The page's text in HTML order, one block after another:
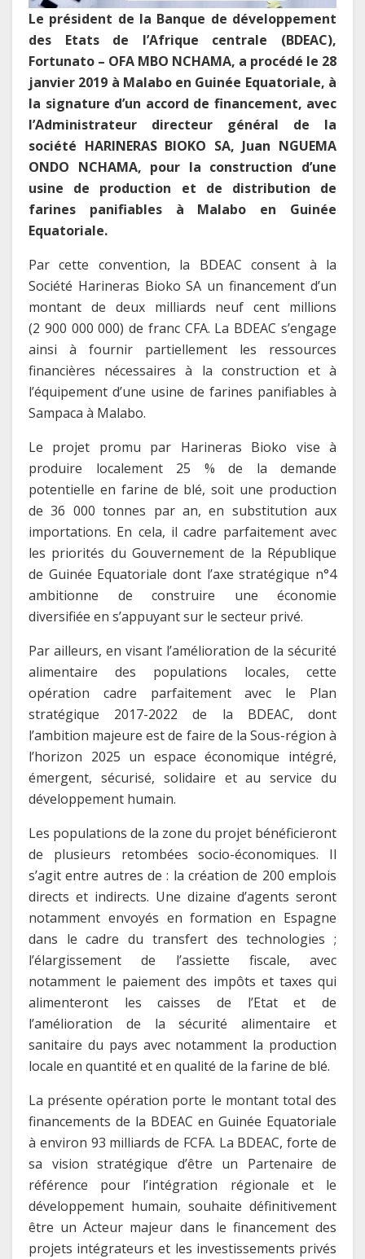
Le président de la Banque de développement
des Etats de l’Afrique centrale (BDEAC),
Fortunato – OFA MBO NCHAMA, a procédé le 28
janvier 2019 à Malabo en Guinée Equatoriale, à
la signature d’un accord de financement, avec
l’Administrateur directeur général de la
société HARINERAS BIOKO SA, Juan NGUEMA
ONDO NCHAMA, pour la construction d’une
usine de production et de distribution de
farines panifiables à Malabo en Guinée
Equatoriale.
Par cette convention, la BDEAC consent à la
Société Harineras Bioko SA un financement d’un
montant de deux milliards neuf cent millions
(2 900 000 000) de franc CFA. La BDEAC s’engage
ainsi à fournir partiellement les ressources
financières nécessaires à la construction et à
l’équipement d’une usine de farines panifiables à
Sampaca à Malabo.
Le projet promu par Harineras Bioko vise à
produire localement 25 % de la demande
potentielle en farine de blé, soit une production
de 36 000 tonnes par an, en substitution aux
importations. En cela, il cadre parfaitement avec
les priorités du Gouvernement de la République
de Guinée Equatoriale dont l’axe stratégique n°4
ambitionne de construire une économie
diversifiée en s’appuyant sur le secteur privé.
Par ailleurs, en visant l’amélioration de la sécurité
alimentaire des populations locales, cette
opération cadre parfaitement avec le Plan
stratégique 2017-2022 de la BDEAC, dont
l’ambition majeure est de faire de la Sous-région à
l’horizon 2025 un espace économique intégré,
émergent, sécurisé, solidaire et au service du
développement humain.
Les populations de la zone du projet bénéficieront
de plusieurs retombées socio-économiques. Il
s’agit entre autres de : la création de 200 emplois
directs et indirects. Une dizaine d’agents seront
notamment envoyés en formation en Espagne
dans le cadre du transfert des technologies ;
l’élargissement de l’assiette fiscale, avec
notamment le paiement des impôts et taxes qui
alimenteront les caisses de l’Etat et de
l’amélioration de la sécurité alimentaire et
sanitaire du pays avec notamment la production
locale en quantité et en qualité de la farine de blé.
La présente opération porte le montant total des
financements de la BDEAC en Guinée Equatoriale
à environ 93 milliards de FCFA. La BDEAC, forte de
sa vision stratégique d’être un Partenaire de
référence pour l’intégration régionale et le
développement humain, souhaite définitivement
être un Acteur majeur dans le financement des
projets intégrateurs et les investissements privés